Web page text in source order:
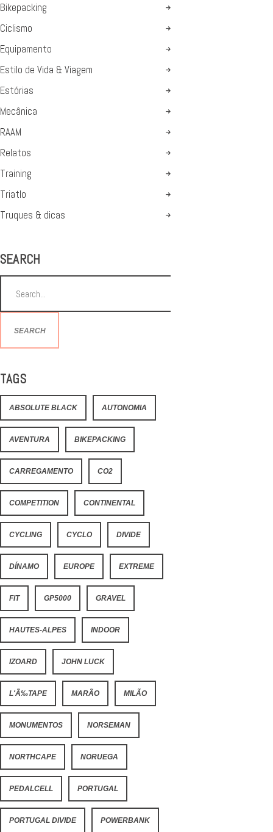
Bikepacking
Ciclismo
Equipamento
Estilo de Vida & Viagem
Estórias
Mecânica
RAAM
Relatos
Training
Triatlo
Truques & dicas
SEARCH
SEARCH
TAGS
ABSOLUTE BLACK AUTONOMIA
AVENTURA BIKEPACKING
CARREGAMENTO CO2
COMPETITION CONTINENTAL
CYCLING CYCLO DIVIDE
DÍNAMO EUROPE EXTREME
FIT GP5000 GRAVEL
HAUTES-ALPES INDOOR
IZOARD JOHN LUCK
L'Ã‰TAPE MARÃO MILÃO
MONUMENTOS NORSEMAN
NORTHCAPE NORUEGA
PEDALCELL PORTUGAL
PORTUGAL DIVIDE POWERBANK